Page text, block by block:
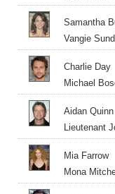
Samantha
Vangie
Charlie Day
Michael
Aidan Quinn
Lieutenant
Mia Farrow
Mona